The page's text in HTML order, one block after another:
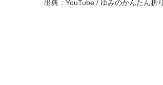
出典：YouTube / ゆみのかんたん折